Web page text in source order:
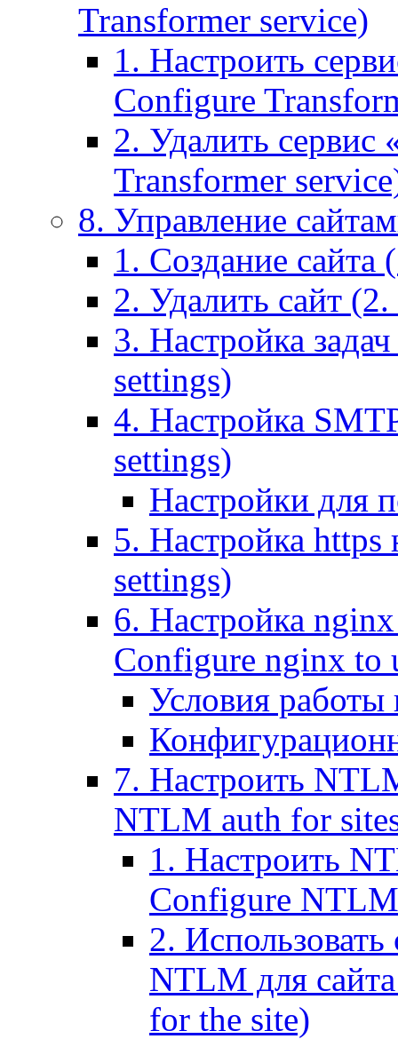
Transformer service)
1. Настроить
Configure
2. Удалить сервис
Transformer
8. Управление
1. Создание сайта
2. Удалить сайт
3. Настройка
settings)
4. Настройка
settings)
Настройки для
5. Настройка https
settings)
6. Настройка
Configure nginx to
Условия работы
7. Настроить
NTLM auth for
1. Настроить
Configure
2.
NTLM для
for the site)